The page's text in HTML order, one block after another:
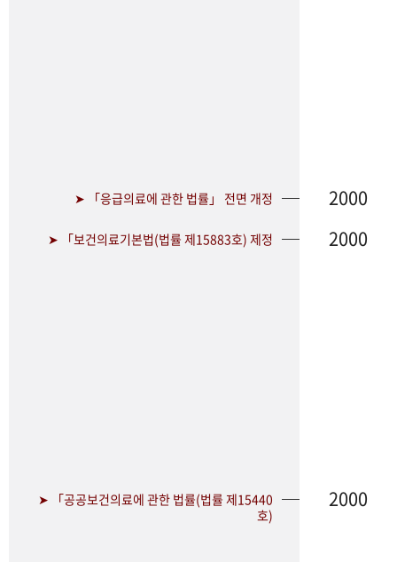
➤ 「응급의료에 관한 법률」 전면 개정 2000
➤ 「보건의료기본법(법률 제15883호) 제정 2000
➤ 「공공보건의료에 관한 법률(법률 제15440
호)
2000